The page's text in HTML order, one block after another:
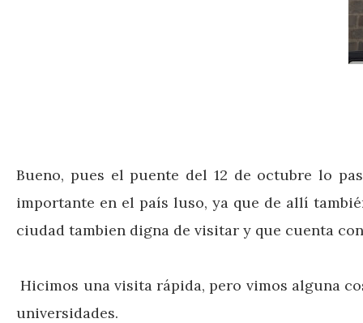
Bueno, pues el puente del 12 de octubre lo
importante en el país luso, ya que de allí
ciudad tambien digna de visitar y que cuenta
Hicimos una visita rápida, pero vimos alguna
universidades.